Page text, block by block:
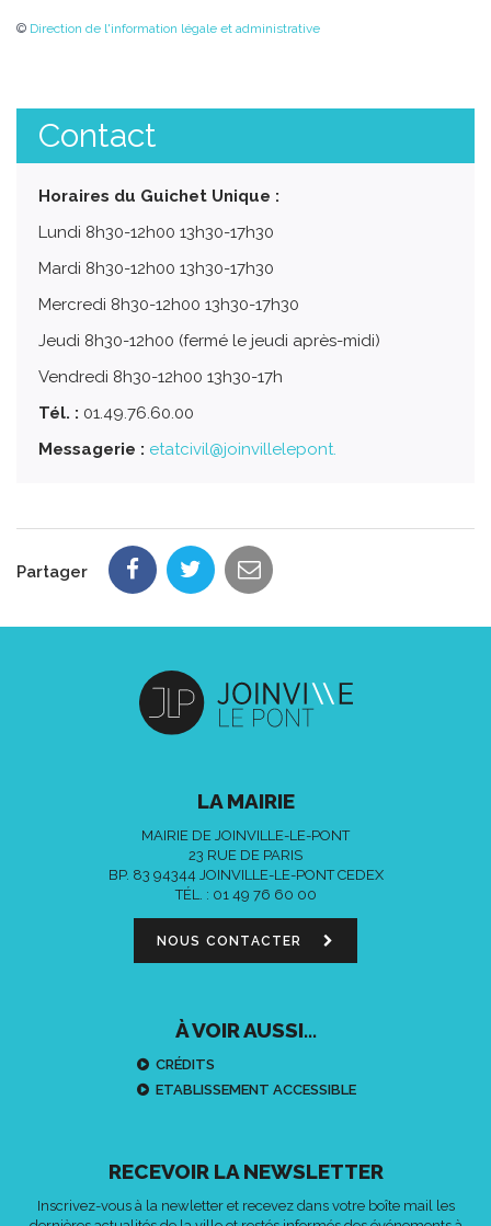
© Direction de l'information légale et administrative
Contact
Horaires du Guichet Unique :
Lundi 8h30-12h00 13h30-17h30
Mardi 8h30-12h00 13h30-17h30
Mercredi 8h30-12h00 13h30-17h30
Jeudi 8h30-12h00 (fermé le jeudi après-midi)
Vendredi 8h30-12h00 13h30-17h
Tél. : 01.49.76.60.00
Messagerie : etatcivil@joinvillelepont.
Partager
LA MAIRIE
MAIRIE DE JOINVILLE-LE-PONT
23 RUE DE PARIS
BP. 83 94344 JOINVILLE-LE-PONT CEDEX
TÉL. : 01 49 76 60 00
NOUS CONTACTER
À VOIR AUSSI...
CRÉDITS
ETABLISSEMENT ACCESSIBLE
RECEVOIR LA NEWSLETTER
Inscrivez-vous à la newletter et recevez dans votre boîte mail les